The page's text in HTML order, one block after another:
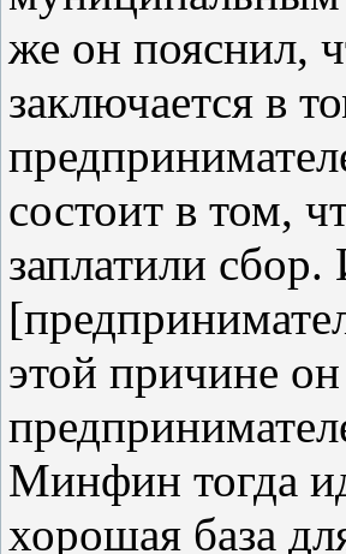
же он пояснил,
заключается в
состоит в том,
заплатили
этой причине
Минфин тогда
хорошая база